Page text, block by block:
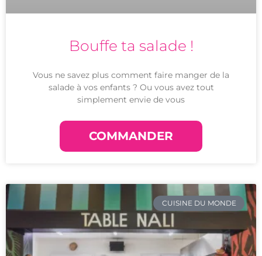
Bouffe ta salade !
Vous ne savez plus comment faire manger de la
salade à vos enfants ? Ou vous avez tout
simplement envie de vous
COMMANDER
CUISINE DU MONDE